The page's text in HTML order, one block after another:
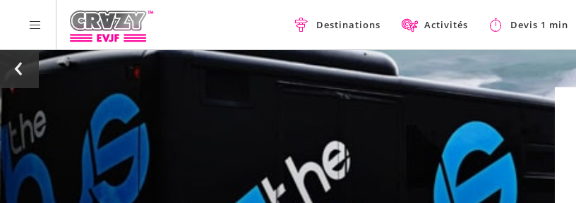
Destinations Activités Devis 1 min